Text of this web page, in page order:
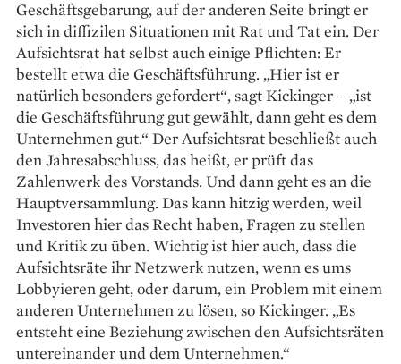
Geschäftsgebarung, auf der anderen Seite bringt er
sich in diffizilen Situationen mit Rat und Tat ein. Der
Aufsichtsrat hat selbst auch einige Pflichten: Er
bestellt etwa die Geschäftsführung. „Hier ist er
natürlich besonders gefordert“, sagt Kickinger – „ist
die Geschäfts­führung gut gewählt, dann geht es dem
Unternehmen gut.“ Der Aufsichtsrat beschließt auch
den Jahres­abschluss, das heißt, er prüft das
Zahlenwerk des Vorstands. Und dann geht es an die
Hauptversammlung. Das kann hitzig werden, weil
Investoren hier das Recht haben, Fragen zu stellen
und Kritik zu üben. Wichtig ist hier auch, dass die
Aufsichtsräte ihr Netzwerk nutzen, wenn es ums
Lobbyieren geht, oder darum, ein Problem mit einem
an­deren Unternehmen zu lösen, so Kickinger. „Es
entsteht eine Be­ziehung zwischen den Aufsichtsräten
untereinander und dem ­Unter­nehmen.“